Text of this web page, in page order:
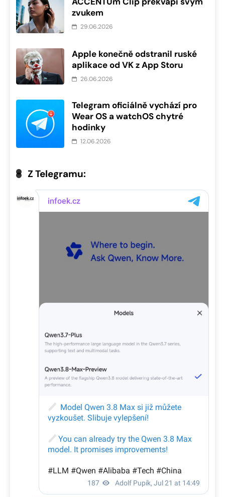
zvukem
29.06.2026
Apple konečně odstranil ruské
aplikace od VK z App Storu
26.06.2026
Telegram oficiálně vychází pro
Wear OS a watchOS chytré
hodinky
12.06.2026
Z Telegramu: